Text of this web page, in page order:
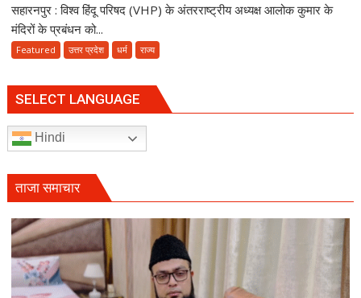
पकने
VHP
पर
मौलाना
राशिद
सिद्दीकी
उठाए
सवाल
सहारनपुर : विश्व हिंदू परिषद (VHP) के अंतरराष्ट्रीय अध्यक्ष आलोक कुमार के
मंदिरों के प्रबंधन को...
Featured उत्तर प्रदेश धर्म राज्य
SELECT LANGUAGE
Hindi
ताजा समाचार